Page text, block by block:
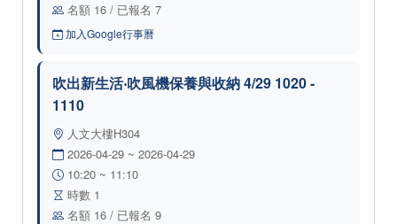
名額 16 / 已報名 7
加入Google行事曆
吹出新生活‧吹風機保養與收納 4/29 1020 -
1110
人文大樓H304
2026-04-29 ~ 2026-04-29
10:20 ~ 11:10
時數 1
名額 16 / 已報名 9